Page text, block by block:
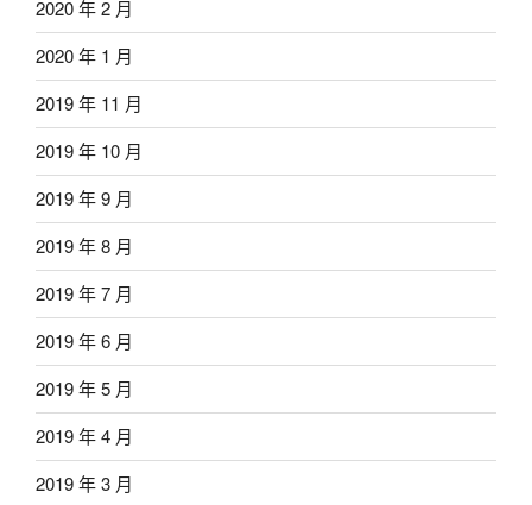
2020 年 2 月
2020 年 1 月
2019 年 11 月
2019 年 10 月
2019 年 9 月
2019 年 8 月
2019 年 7 月
2019 年 6 月
2019 年 5 月
2019 年 4 月
2019 年 3 月